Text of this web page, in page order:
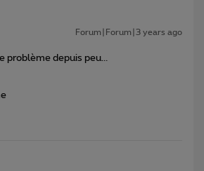
Forum|Forum|3 years ago
problème depuis peu...